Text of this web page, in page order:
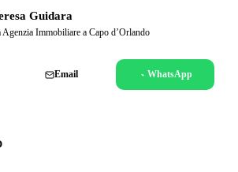
Guidara
Agenzia Immobiliare a Capo d’Orlando
Email WhatsApp